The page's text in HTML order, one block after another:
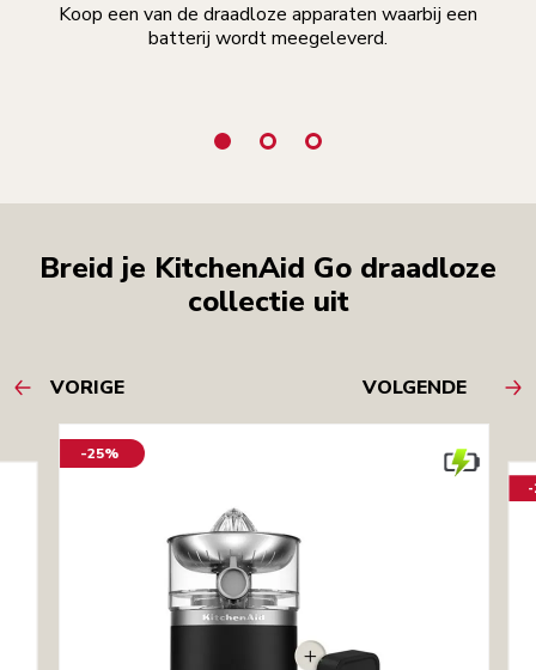
Koop een van de draadloze apparaten waarbij een
batterij wordt meegeleverd.
Breid je KitchenAid Go draadloze
collectie uit
VORIGE VOLGENDE
-25%
-